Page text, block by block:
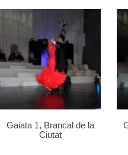
Gaiata 1, Brancal de la
Ciutat